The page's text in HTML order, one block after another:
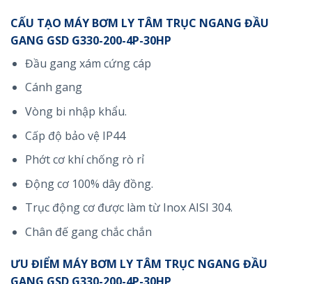
CẤU TẠO MÁY BƠM LY TÂM TRỤC NGANG ĐẦU
GANG GSD G330-200-4P-30HP
Đầu gang xám cứng cáp
Cánh gang
Vòng bi nhập khẩu.
Cấp độ bảo vệ IP44
Phớt cơ khí chống rò rỉ
Động cơ 100% dây đồng.
Trục động cơ được làm từ Inox AISI 304.
Chân đế gang chắc chắn
ƯU ĐIỂM MÁY BƠM LY TÂM TRỤC NGANG ĐẦU